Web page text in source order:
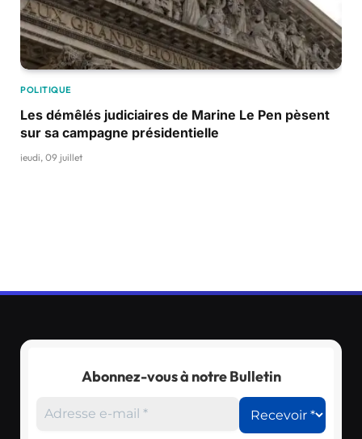
POLITIQUE
Les démêlés judiciaires de Marine Le Pen pèsent
sur sa campagne présidentielle
jeudi, 09 juillet
Abonnez-vous à notre Bulletin